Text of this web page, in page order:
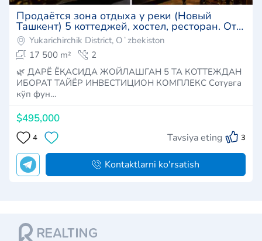
Продаётся зона отдыха у реки (Новый
Ташкент) 5 коттеджей, хостел, ресторан. От
собственника.
Yukarichirchik District, Oʻzbekiston
17 500 m²
2
🌿 ДАРЁ ЁҚАСИДА ЖОЙЛАШГАН 5 ТА КОТТЕЖДАН
ИБОРАТ ТАЙЁР ИНВЕСТИЦИОН КОМПЛЕКС Сотувга
кўп фун…
$495,000
4 Tavsiya eting 3
Kontaktlarni ko'rsatish